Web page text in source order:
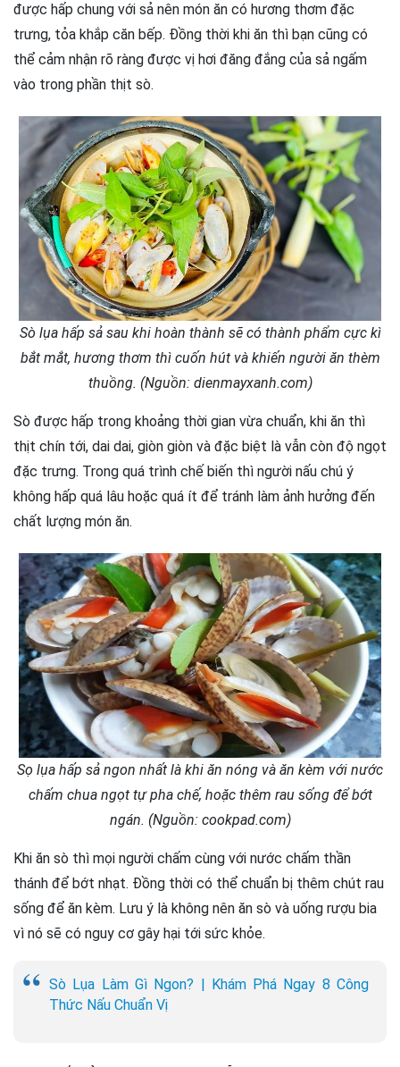
được hấp chung với sả nên món ăn có hương thơm đặc
trưng, tỏa khắp căn bếp. Đồng thời khi ăn thì bạn cũng có
thể cảm nhận rõ ràng được vị hơi đăng đắng của sả ngấm
vào trong phần thịt sò.
Sò lụa hấp sả sau khi hoàn thành sẽ có thành phẩm cực kì
bắt mắt, hương thơm thì cuốn hút và khiến người ăn thèm
thuồng. (Nguồn: dienmayxanh.com)
Sò được hấp trong khoảng thời gian vừa chuẩn, khi ăn thì
thịt chín tới, dai dai, giòn giòn và đặc biệt là vẫn còn độ ngọt
đặc trưng. Trong quá trình chế biến thì người nấu chú ý
không hấp quá lâu hoặc quá ít để tránh làm ảnh hưởng đến
chất lượng món ăn.
Sọ lụa hấp sả ngon nhất là khi ăn nóng và ăn kèm với nước
chấm chua ngọt tự pha chế, hoặc thêm rau sống để bớt
ngán. (Nguồn: cookpad.com)
Khi ăn sò thì mọi người chấm cùng với nước chấm thần
thánh để bớt nhạt. Đồng thời có thể chuẩn bị thêm chút rau
sống để ăn kèm. Lưu ý là không nên ăn sò và uống rượu bia
vì nó sẽ có nguy cơ gây hại tới sức khỏe.
Sò Lụa Làm Gì Ngon? | Khám Phá Ngay 8 Công
Thức Nấu Chuẩn Vị